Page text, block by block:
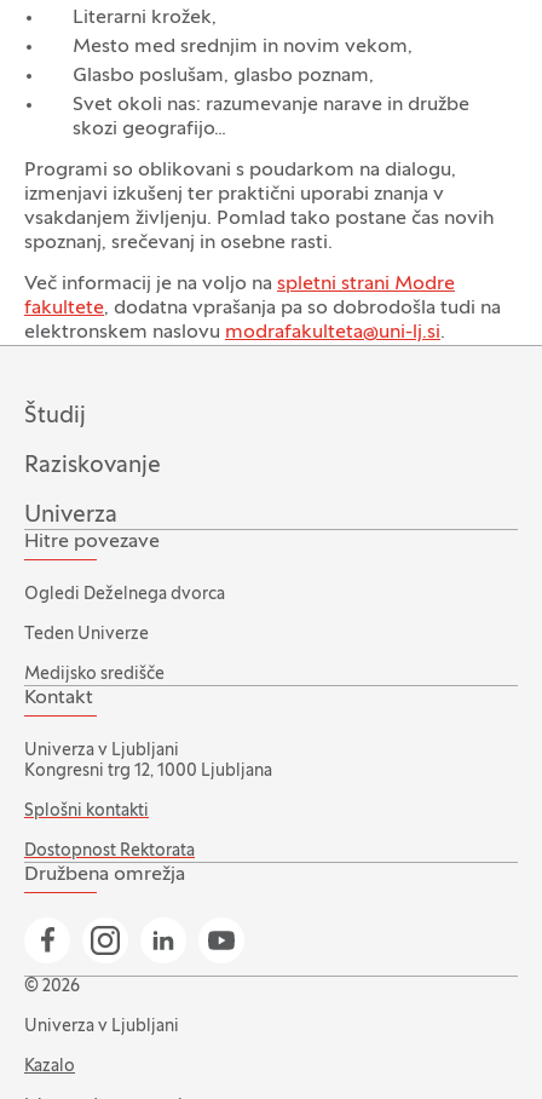
Literarni krožek,
Mesto med srednjim in novim vekom,
Glasbo poslušam, glasbo poznam,
Svet okoli nas: razumevanje narave in družbe
skozi geografijo…
Programi so oblikovani s poudarkom na dialogu,
izmenjavi izkušenj ter praktični uporabi znanja v
vsakdanjem življenju. Pomlad tako postane čas novih
spoznanj, srečevanj in osebne rasti.
Več informacij je na voljo na spletni strani Modre
fakultete, dodatna vprašanja pa so dobrodošla tudi na
elektronskem naslovu modrafakulteta@uni-lj.si.
Študij
Raziskovanje
Univerza
Hitre povezave
Ogledi Deželnega dvorca
Teden Univerze
Medijsko središče
Kontakt
Univerza v Ljubljani
Kongresni trg 12, 1000 Ljubljana
Splošni kontakti
Dostopnost Rektorata
Družbena omrežja
Pojdi na našo Facebook stran
Pojdi na našo Instagram stran
Pojdi na Linkedin stran
Pojdi na YouTube stran
© 2026
Univerza v Ljubljani
Kazalo